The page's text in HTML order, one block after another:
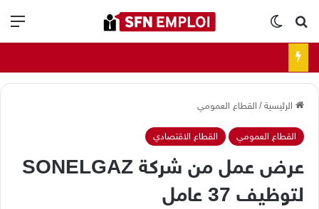
بحث عنالوضع المظلم
الرئيسية/ القطاع العمومي
القطاع العمومي القطاع الاقتصادي
عرض عمل من شركة SONELGAZ
لتوظيف 37 عامل